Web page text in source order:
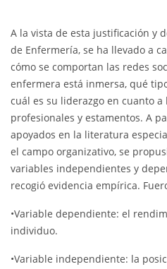
A la vista de esta justificación y
de Enfermería, se ha llevado a
cómo se comportan las redes
enfermera está inmersa, qué
cuál es su liderazgo en cuanto
profesionales y estamentos. A
apoyados en la literatura
el campo organizativo, se
variables independientes y
recogió evidencia empírica.
•Variable dependiente: el
individuo.
•Variable independiente: la